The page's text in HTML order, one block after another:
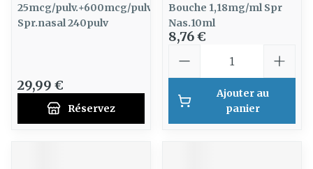
25mcg/pulv.+600mcg/pulv
Spr.nasal 240pulv
29,99 €
Réservez
Bouche 1,18mg/ml Spr
Nas.10ml
8,76 €
Ajouter au
panier